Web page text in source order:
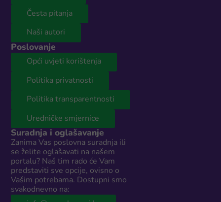
Česta pitanja
Naši autori
Poslovanje
Opći uvjeti korištenja
Politika privatnosti
Politika transparentnosti
Uredničke smjernice
Suradnja i oglašavanje
Zanima Vas poslovna suradnja ili
se želite oglašavati na našem
portalu? Naš tim rado će Vam
predstaviti sve opcije, ovisno o
Vašim potrebama. Dostupni smo
svakodnevno na: